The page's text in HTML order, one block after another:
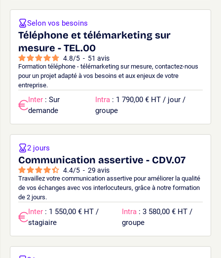
Téléphone et télémarketing sur
mesure - TEL.00
4.8/5 - 51 avis
Formation téléphone - télémarketing sur mesure, contactez-nous
pour un projet adapté à vos besoins et aux enjeux de votre
entreprise.
Selon vos besoins
Inter : Sur
demande
Intra : 1 790,00 € HT / jour /
groupe
Communication assertive - CDV.07
4.4/5 - 29 avis
Travaillez votre communication assertive pour améliorer la qualité
de vos échanges avec vos interlocuteurs, grâce à notre formation
de 2 jours.
2 jours
Inter : 1 550,00 € HT /
stagiaire
Intra : 3 580,00 € HT /
groupe